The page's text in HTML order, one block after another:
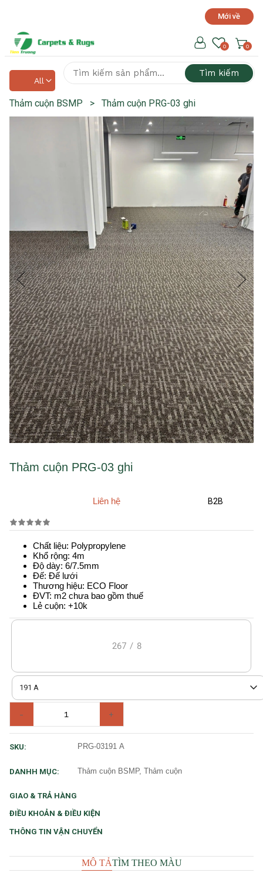
Tìm kiếm
0
0
All
Mới về
Thảm cuộn PRG-03 ghi
Liên hệ
Chất liệu: Polypropylene
Khổ rộng: 4m
Độ dày: 6/7.5mm
Đế: Đế lưới
Thương hiệu: ECO Floor
ĐVT: m2 chưa bao gồm thuế
Lẻ cuộn: +10k
- +
191 A
SKU: PRG-03191 A
DANHH MỤC: Thảm cuộn BSMP, Thảm cuộn
GIAO & TRẢ HÀNG
THÔNG TIN VẬN CHUYỂN
ĐIỀU KHOẢN & ĐIỀU KIỆN
267 8
/
B2B
Thảm cuộn BSMP > Thảm cuộn PRG-03 ghi
MÔ TẢTÌM THEO MÀU